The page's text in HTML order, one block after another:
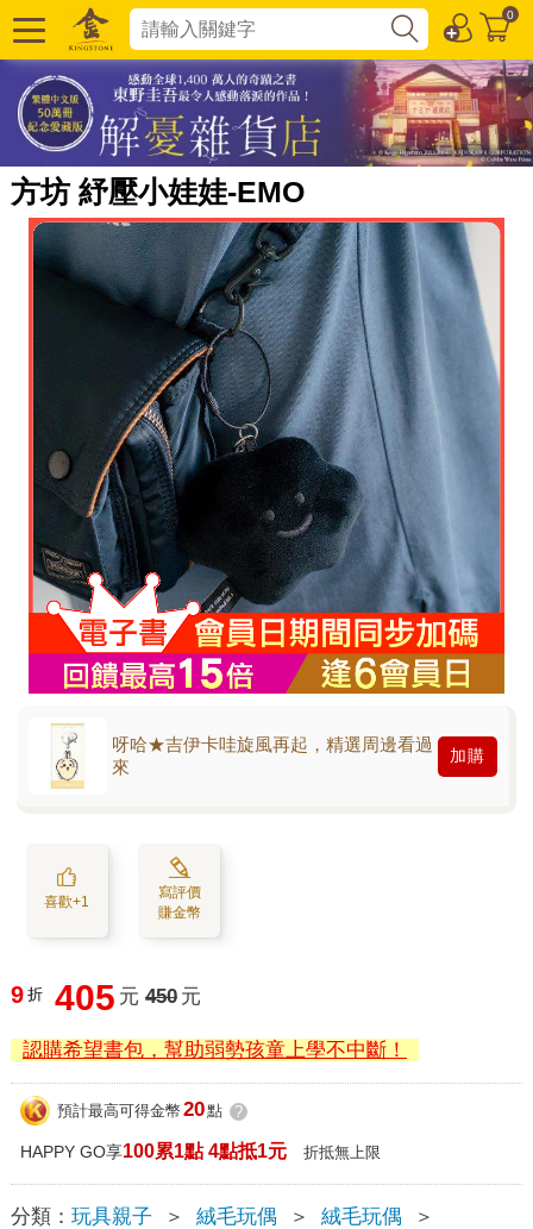
0
方坊 紓壓小娃娃-EMO
呀哈★吉伊卡哇旋風再起，精選周邊看過
來
加購
喜歡+1
寫評價
賺金幣
9 折 405 元 450 元
認購希望書包，幫助弱勢孩童上學不中斷！
預計最高可得金幣 20點 ?
HAPPY GO享100累1點 4點抵1元 折抵無上限
分類： 玩具親子 ＞ 絨毛玩偶 ＞ 絨毛玩偶
＞